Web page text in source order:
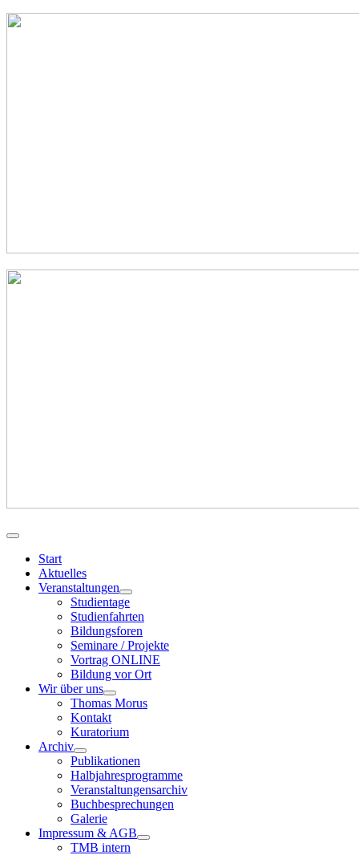
Start
Aktuelles
Veranstaltungen
Studientage
Studienfahrten
Bildungsforen
Seminare / Projekte
Vortrag ONLINE
Bildung vor Ort
Wir über uns
Thomas Morus
Kontakt
Kuratorium
Archiv
Publikationen
Halbjahresprogramme
Veranstaltungensarchiv
Buchbesprechungen
Galerie
Impressum & AGB
TMB intern